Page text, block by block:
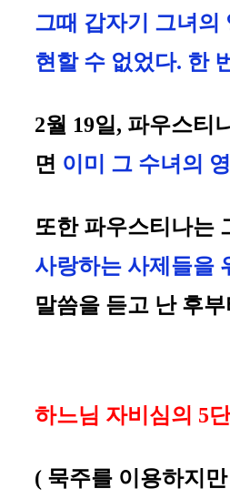
그때 갑자기 그녀의
현할 수 없었다. 한
2월 19일, 파우스티
면 이미 그 수녀의
또한 파우스티나는
사랑하는 사제들을
말씀을 듣고 난 후
하느님 자비심의 5
( 묵주를 이용하지